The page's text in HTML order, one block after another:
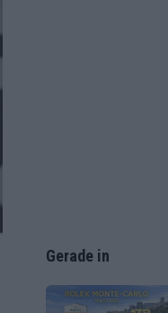
Gerade in